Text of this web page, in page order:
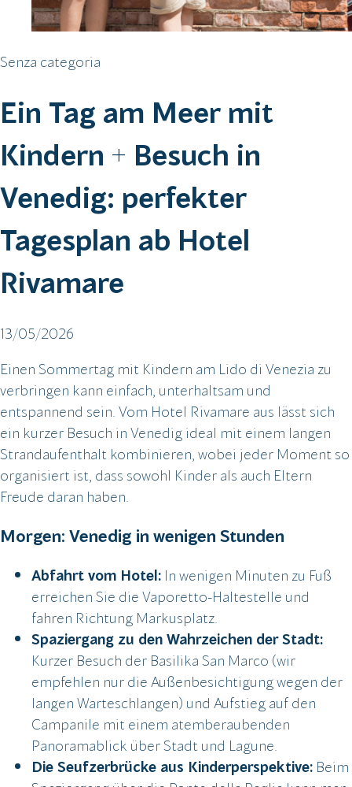
Senza categoria
Ein Tag am Meer mit
Kindern + Besuch in
Venedig: perfekter
Tagesplan ab Hotel
Rivamare
13/05/2026
Einen Sommertag mit Kindern am Lido di Venezia zu
verbringen kann einfach, unterhaltsam und
entspannend sein. Vom Hotel Rivamare aus lässt sich
ein kurzer Besuch in Venedig ideal mit einem langen
Strandaufenthalt kombinieren, wobei jeder Moment so
organisiert ist, dass sowohl Kinder als auch Eltern
Freude daran haben.
Morgen: Venedig in wenigen Stunden
Abfahrt vom Hotel: In wenigen Minuten zu Fuß
erreichen Sie die Vaporetto-Haltestelle und
fahren Richtung Markusplatz.
Spaziergang zu den Wahrzeichen der Stadt:
Kurzer Besuch der Basilika San Marco (wir
empfehlen nur die Außenbesichtigung wegen der
langen Warteschlangen) und Aufstieg auf den
Campanile mit einem atemberaubenden
Panoramablick über Stadt und Lagune.
Die Seufzerbrücke aus Kinderperspektive: Beim